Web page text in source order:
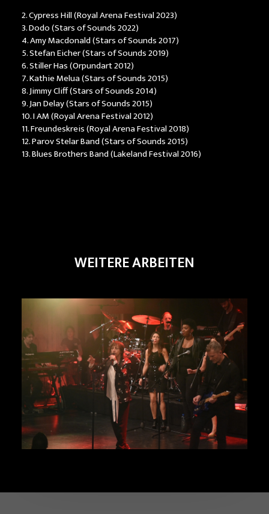
2. Cypress Hill (Royal Arena Festival 2023)
3. Dodo (Stars of Sounds 2022)
4. Amy Macdonald (Stars of Sounds 2017)
5. Stefan Eicher (Stars of Sounds 2019)
6. Stiller Has (Orpundart 2012)
7. Kathie Melua (Stars of Sounds 2015)
8. Jimmy Cliff (Stars of Sounds 2014)
9. Jan Delay (Stars of Sounds 2015)
10. I AM (Royal Arena Festival 2012)
11. Freundeskreis (Royal Arena Festival 2018)
12. Parov Stelar Band (Stars of Sounds 2015)
13. Blues Brothers Band (Lakeland Festival 2016)
WEITERE ARBEITEN